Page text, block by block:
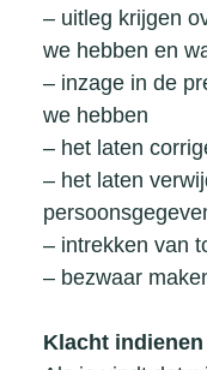
– uitleg krijgen
we hebben en
– inzage in de
we hebben
– het laten
– het laten
– intrekken van
– bezwaar
Klacht indienen